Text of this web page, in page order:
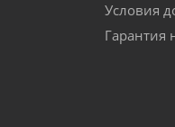
Условия
Гарантия